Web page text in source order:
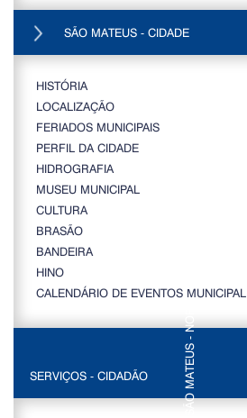
SÃO MATEUS - CIDADE
HISTÓRIA
LOCALIZAÇÃO
FERIADOS MUNICIPAIS
PERFIL DA CIDADE
HIDROGRAFIA
MUSEU MUNICIPAL
CULTURA
BRASÃO
BANDEIRA
HINO
CALENDÁRIO DE EVENTOS MUNICIPAL
SERVIÇOS - CIDADÃO